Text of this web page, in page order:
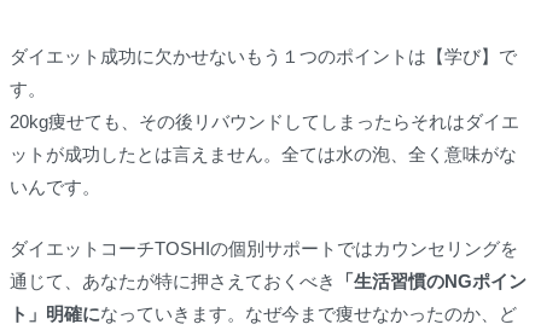
ダイエット成功に欠かせないもう１つのポイントは【学び】で
す。
20kg痩せても、その後リバウンドしてしまったらそれはダイエ
ットが成功したとは言えません。全ては水の泡、全く意味がな
いんです。
ダイエットコーチTOSHIの個別サポートではカウンセリングを
通じて、あなたが特に押さえておくべき
「生活習慣のNGポイン
ト」明確になっていきます。なぜ今まで痩せなかったのか、ど